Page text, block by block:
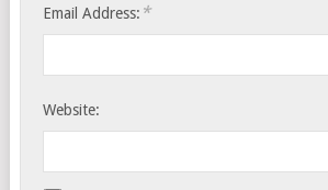
Email Address: *
Website: